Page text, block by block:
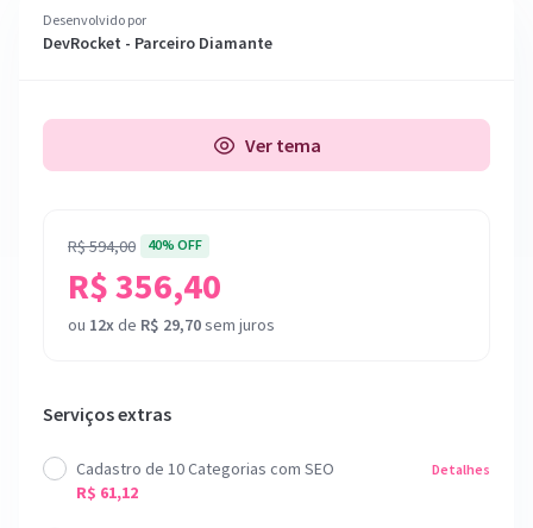
Desenvolvido por
DevRocket - Parceiro Diamante
Ver tema
R$ 594,00 40% OFF
R$ 356,40
ou 12xde R$ 29,70sem juros
Serviços extras
Cadastro de 10 Categorias com SEO
R$ 61,12
Detalhes